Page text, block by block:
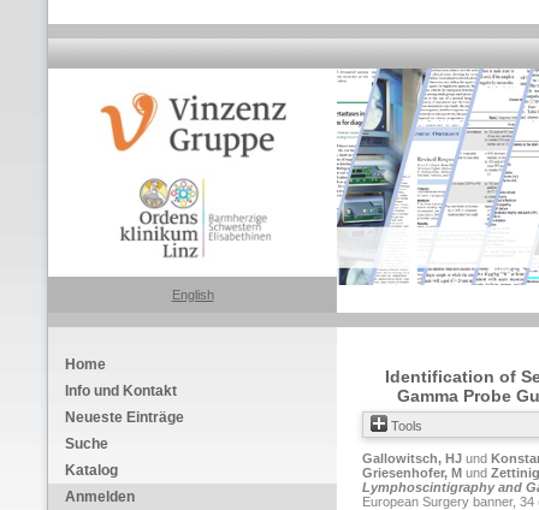
English
Home
Info und Kontakt
Neueste Einträge
Suche
Katalog
Anmelden
Identification of
Gamma Probe
Tools
Gallowitsch, HJ und
Griesenhofer, M und
Lymphoscintigraphy and
European Surgery banner,